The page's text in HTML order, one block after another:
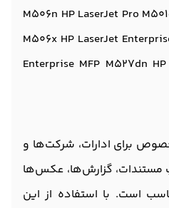
M506n HP LaserJet Pro
M506x HP LaserJet
Enterprise MFP M527dn
آفشید مدل 87 به‌خصوص برای ادارات، شرکت‌ها و
مستندات، گزارش‌ها، عکس‌ها
است. با استفاده از این